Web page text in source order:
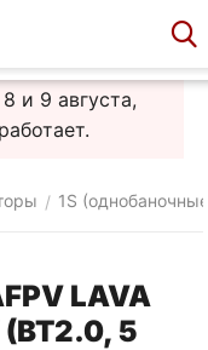
и 9 августа,
/ 1S
LAVA
5